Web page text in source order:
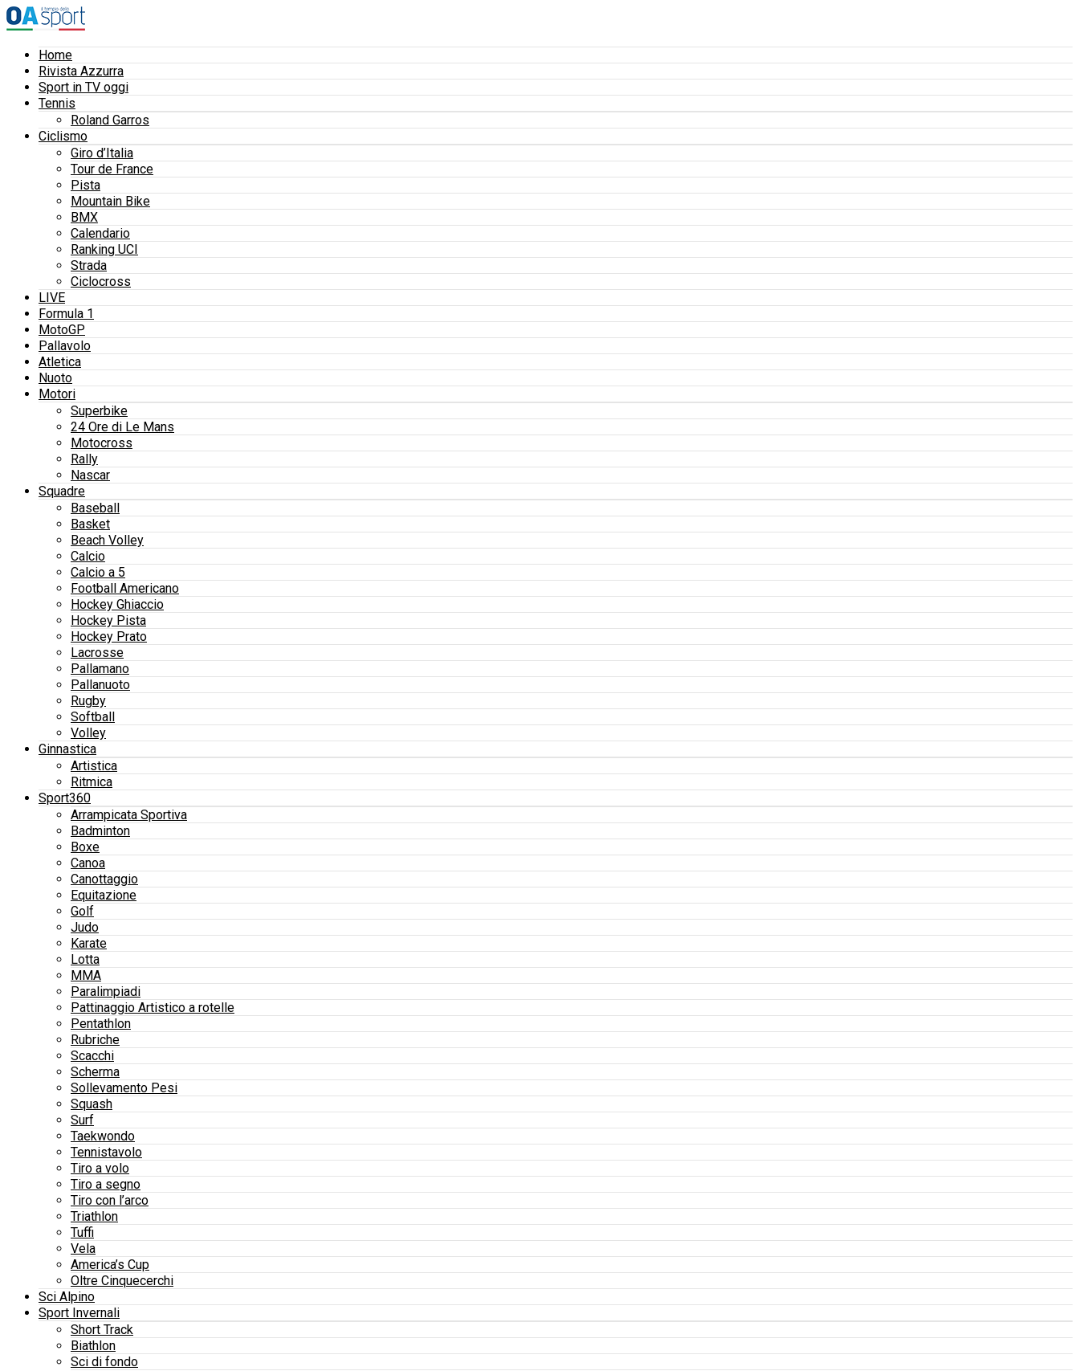
Home
Rivista Azzurra
Sport in TV oggi
Tennis
Roland Garros
Ciclismo
Giro d’Italia
Tour de France
Pista
Mountain Bike
BMX
Calendario
Ranking UCI
Strada
Ciclocross
LIVE
Formula 1
MotoGP
Pallavolo
Atletica
Nuoto
Motori
Superbike
24 Ore di Le Mans
Motocross
Rally
Nascar
Squadre
Baseball
Basket
Beach Volley
Calcio
Calcio a 5
Football Americano
Hockey Ghiaccio
Hockey Pista
Hockey Prato
Lacrosse
Pallamano
Pallanuoto
Rugby
Softball
Volley
Ginnastica
Artistica
Ritmica
Sport360
Arrampicata Sportiva
Badminton
Boxe
Canoa
Canottaggio
Equitazione
Golf
Judo
Karate
Lotta
MMA
Paralimpiadi
Pattinaggio Artistico a rotelle
Pentathlon
Rubriche
Scacchi
Scherma
Sollevamento Pesi
Squash
Surf
Taekwondo
Tennistavolo
Tiro a volo
Tiro a segno
Tiro con l’arco
Triathlon
Tuffi
Vela
America’s Cup
Oltre Cinquecerchi
Sci Alpino
Sport Invernali
Short Track
Biathlon
Sci di fondo